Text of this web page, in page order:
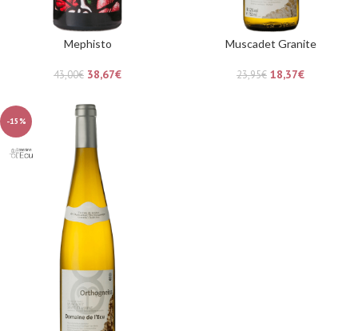
Mephisto
43,00€ 38,67€
Muscadet Granite
23,95€ 18,37€
-15%